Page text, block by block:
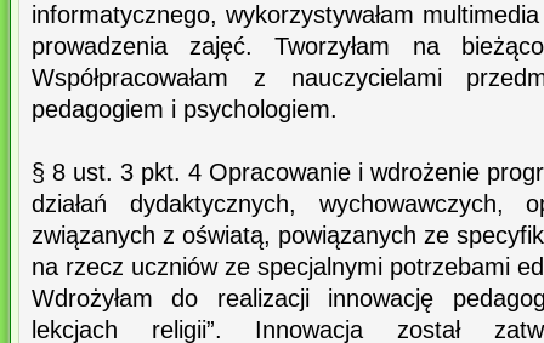
informatycznego, wykorzystywałam
prowadzenia zajęć. Tworzyłam na
Współpracowałam z nauczycielami
pedagogiem i psychologiem.
§ 8 ust. 3 pkt. 4 Opracowanie i wdrożenie
działań dydaktycznych, wychowawczych,
związanych z oświatą, powiązanych ze
na rzecz uczniów ze specjalnymi potrzebami
Wdrożyłam do realizacji innowację
lekcjach religii”. Innowacja został